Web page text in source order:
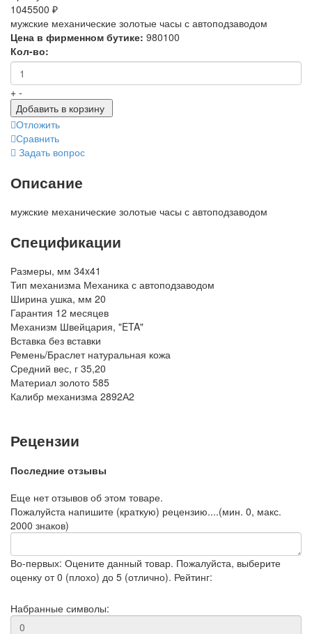
1045500 ₽
мужские механические золотые часы с автоподзаводом
Цена в фирменном бутике: 980100
Кол-во:
+ -
Добавить в корзину
Отложить
Сравнить
Задать вопрос
Описание
мужские механические золотые часы с автоподзаводом
Спецификации
Размеры, мм 34x41
Тип механизма Механика с автоподзаводом
Ширина ушка, мм 20
Гарантия 12 месяцев
Механизм Швейцария, "ETA"
Вставка без вставки
Ремень/Браслет натуральная кожа
Средний вес, г 35,20
Материал золото 585
Калибр механизма 2892А2
Рецензии
Последние отзывы
Еще нет отзывов об этом товаре.
Пожалуйста напишите (краткую) рецензию....(мин. 0, макс.
2000 знаков)
Во-первых: Оцените данный товар. Пожалуйста, выберите
оценку от 0 (плохо) до 5 (отлично). Рейтинг:
Набранные символы: